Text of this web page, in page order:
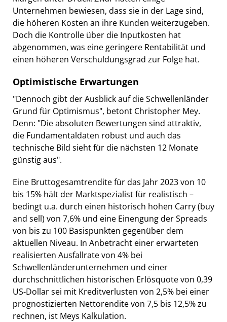
Unternehmen bewiesen, dass sie in der Lage sind,
die höheren Kosten an ihre Kunden weiterzugeben.
Doch die Kontrolle über die Inputkosten hat
abgenommen, was eine geringere Rentabilität und
einen höheren Verschuldungsgrad zur Folge hat.
Optimistische Erwartungen
"Dennoch gibt der Ausblick auf die Schwellenländer
Grund für Optimismus", betont Christopher Mey.
Denn: "Die absoluten Bewertungen sind attraktiv,
die Fundamentaldaten robust und auch das
technische Bild sieht für die nächsten 12 Monate
günstig aus".
Eine Bruttogesamtrendite für das Jahr 2023 von 10
bis 15% hält der Marktspezialist für realistisch –
bedingt u.a. durch einen historisch hohen Carry (buy
and sell) von 7,6% und eine Einengung der Spreads
von bis zu 100 Basispunkten gegenüber dem
aktuellen Niveau. In Anbetracht einer erwarteten
realisierten Ausfallrate von 4% bei
Schwellenländerunternehmen und einer
durchschnittlichen historischen Erlösquote von 0,39
US-Dollar sei mit Kreditverlusten von 2,5% bei einer
prognostizierten Nettorendite von 7,5 bis 12,5% zu
rechnen, ist Meys Kalkulation.